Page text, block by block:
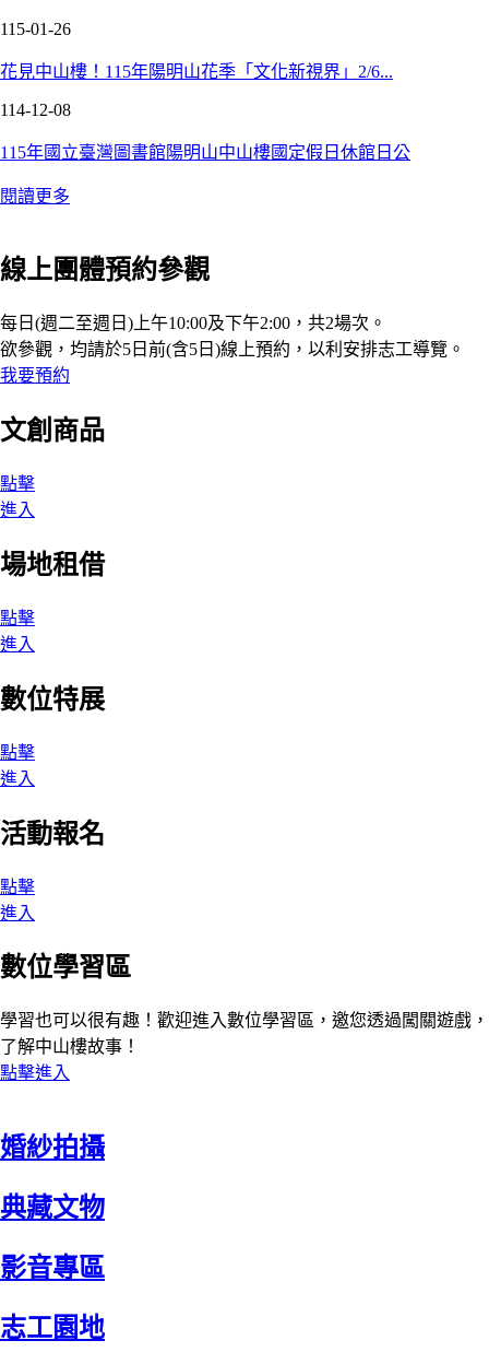
115-01-26
花見中山樓！115年陽明山花季「文化新視界」2/6...
114-12-08
115年國立臺灣圖書館陽明山中山樓國定假日休館日公
閱讀更多
線上團體預約參觀
每日(週二至週日)上午10:00及下午2:00，共2場次。
欲參觀，均請於5日前(含5日)線上預約，以利安排志工導覽。
我要預約
文創商品
點擊
進入
場地租借
點擊
進入
數位特展
點擊
進入
活動報名
點擊
進入
數位學習區
學習也可以很有趣！歡迎進入數位學習區，邀您透過闖關遊戲，
了解中山樓故事！
點擊進入
婚紗拍攝
典藏文物
影音專區
志工園地